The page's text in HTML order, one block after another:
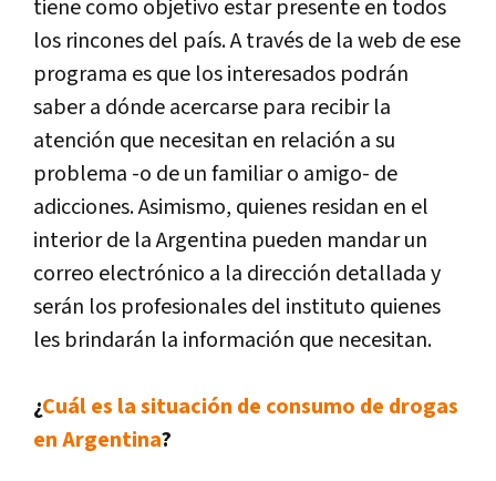
tiene como objetivo estar presente en todos
los rincones del país. A través de la web de ese
programa es que los interesados podrán
saber a dónde acercarse para recibir la
atención que necesitan en relación a su
problema -o de un familiar o amigo- de
adicciones. Asimismo, quienes residan en el
interior de la Argentina pueden mandar un
correo electrónico a la dirección detallada y
serán los profesionales del instituto quienes
les brindarán la información que necesitan.
¿Cuál es la situación de consumo de drogas
en Argentina?